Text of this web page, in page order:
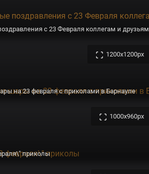
с 23 Февраля коллегам и друзьям
1200x1200px
на 23 февраля с приколами в Барнауле
1000x960px
приколы